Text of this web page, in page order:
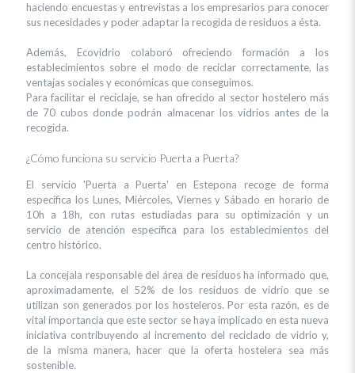
haciendo encuestas y entrevistas a los empresarios para conocer
sus necesidades y poder adaptar la recogida de residuos a ésta.
Además, Ecovidrio colaboró ofreciendo formación a los
establecimientos sobre el modo de reciclar correctamente, las
ventajas sociales y económicas que conseguimos.
Para facilitar el reciclaje, se han ofrecido al sector hostelero más
de 70 cubos donde podrán almacenar los vidrios antes de la
recogida.
¿Cómo funciona su servicio Puerta a Puerta?
El servicio 'Puerta a Puerta' en Estepona recoge de forma
específica los Lunes, Miércoles, Viernes y Sábado en horario de
10h a 18h, con rutas estudiadas para su optimización y un
servicio de atención específica para los establecimientos del
centro histórico.
La concejala responsable del área de residuos ha informado que,
aproximadamente, el 52% de los residuos de vidrio que se
utilizan son generados por los hosteleros. Por esta razón, es de
vital importancia que este sector se haya implicado en esta nueva
iniciativa contribuyendo al incremento del reciclado de vidrio y,
de la misma manera, hacer que la oferta hostelera sea más
sostenible.